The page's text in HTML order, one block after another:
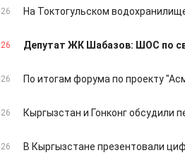
На Токтогульском
Депутат ЖК Шабазов: ШОС по
По итогам форума по проекту
Кыргызстан и Гонконг обсудили
В Кыргызстане презентовали